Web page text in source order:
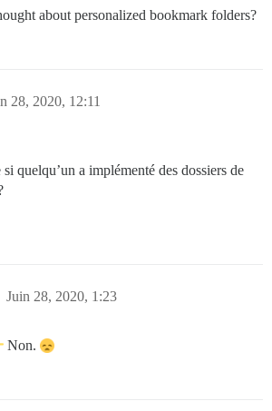
about personalized bookmark folders?
28, 2020, 12:11
quelqu’un a implémenté des dossiers de
Juin 28, 2020, 1:23
Non.